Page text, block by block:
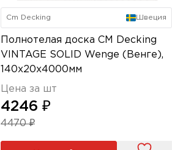
Cm Decking Швеция
Полнотелая доска CM Decking
VINTAGE SOLID Wenge (Венге),
140x20х4000мм
Цена за шт
4246 ₽
4470 ₽